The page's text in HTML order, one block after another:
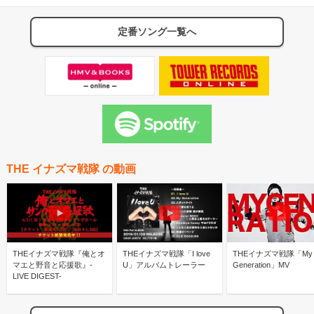
定番ソング一覧へ
THE イナズマ戦隊 の動画
THEイナズマ戦隊『俺とオ
マエと野音と応援歌』-
LIVE DIGEST-
THEイナズマ戦隊「I love
U」アルバムトレーラー
THEイナズマ戦隊「My
Generation」MV